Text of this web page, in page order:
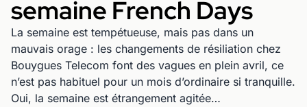
semaine French Days
La semaine est tempétueuse, mais pas dans un
mauvais orage : les changements de résiliation chez
Bouygues Telecom font des vagues en plein avril, ce
n’est pas habituel pour un mois d’ordinaire si tranquille.
Oui, la semaine est étrangement agitée…